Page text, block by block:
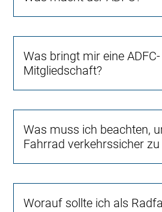
Was bringt mir eine ADFC-
Mitgliedschaft?
Was muss ich beachten,
Fahrrad verkehrssicher
Worauf sollte ich als